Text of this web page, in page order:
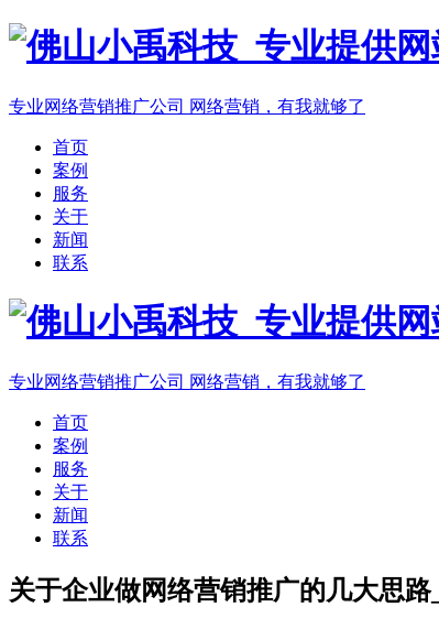
专业网络营销推广公司 网络营销，有我就够了
首页
案例
服务
关于
新闻
联系
专业网络营销推广公司 网络营销，有我就够了
首页
案例
服务
关于
新闻
联系
关于企业做网络营销推广的几大思